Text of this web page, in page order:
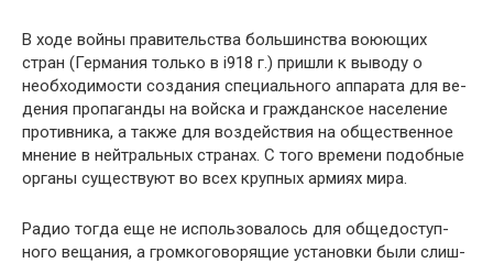
В ходе войны правительства большинства воюющих
стран (Германия только в i918 г.) пришли к выводу о
необходимости создания специального аппарата для ве­
дения пропаганды на войска и гражданское население
противника, а также для воздействия на общественное
мнение в нейтральных странах. С того времени подоб­ные
органы существуют во всех крупных армиях мира.
Радио тогда еще не использовалось для общедоступ­
ного вещания, а громкоговорящие установки были слиш­